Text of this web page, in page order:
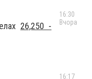
26,250 -
16:30
Вчора
16:17